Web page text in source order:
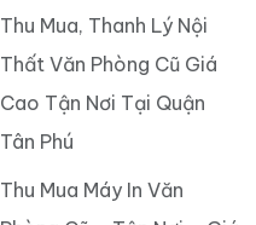
Thu Mua, Thanh Lý Nội
Thất Văn Phòng Cũ Giá
Cao Tận Nơi Tại Quận
Tân Phú
Thu Mua Máy In Văn